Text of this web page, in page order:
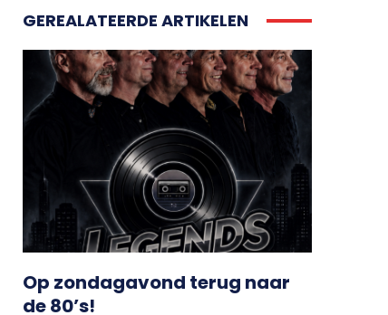
GEREALATEERDE ARTIKELEN
Op zondagavond terug naar
de 80’s!